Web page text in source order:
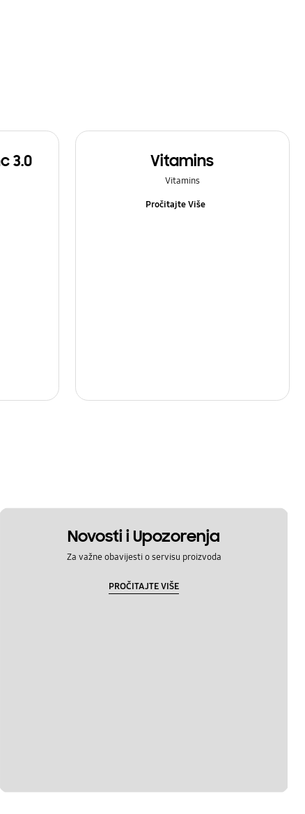
3.0 Vitamins
Vitamins
Pročitajte Više
Novosti i Upozorenja
Za važne obavijesti o servisu proizvoda
PROČITAJTE VIŠE